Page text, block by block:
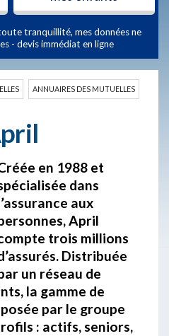
tranquillité, mes données ne
- devis immédiat en ligne
ANNUAIRES DES MUTUELLES
en 1988 et
dans
aux
April
trois millions
Distribuée
un réseau de
la gamme de
par le groupe
: actifs, seniors,